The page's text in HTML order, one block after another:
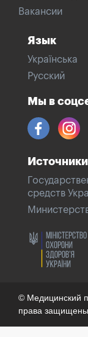
Вакансии
Язык
Українська
Русский
Мы в
средств
© Медицинский
права защищены.